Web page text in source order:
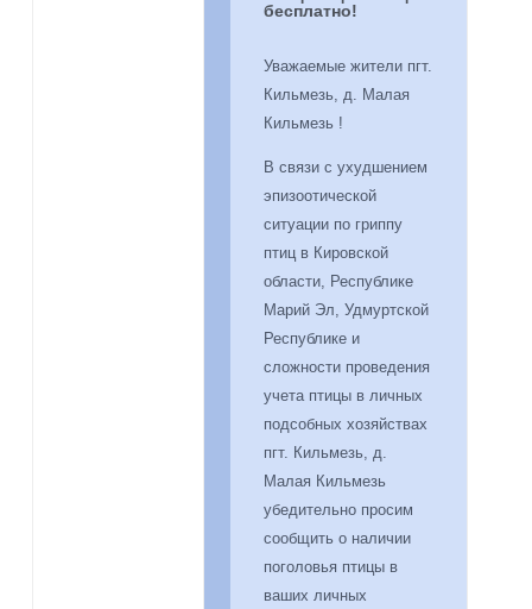
бесплатно!
Уважаемые жители пгт.
Кильмезь, д. Малая
Кильмезь !
В связи с ухудшением
эпизоотической
ситуации по гриппу
птиц в Кировской
области, Республике
Марий Эл, Удмуртской
Республике и
сложности проведения
учета птицы в личных
подсобных хозяйствах
пгт. Кильмезь, д.
Малая Кильмезь
убедительно просим
сообщить о наличии
поголовья птицы в
ваших личных